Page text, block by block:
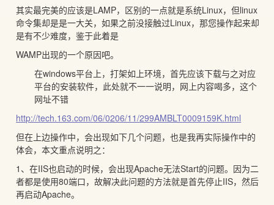
其实最完美的应该是LAMP，区别的一点就是系统Linux，但linux
命令集却是是一大关，如果之前没接触过Linux，那您操作起来却
是有不少难度，鉴于此着是
WAMP出现的一个原因吧。
在windows平台上，打架如上环境，首先应该下载与之对应
平台的安装软件，此处就不一一说明，网上内容喝多，这个
网址不错
http://tech.163.com/06/0206/11/299AMBLT0009159K.html
但在上边操作中，会出现如下几个问题，也是我再实际操作中的
体会，本文重点说明之：
1、在IIS也启动的时候，会出现Apache无法Start的问题。因为二
者都是使用80端口，故解决此问题的方法就是首先停止IIS，然后
再启动Apache。